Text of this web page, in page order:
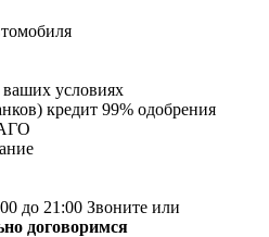
условиях
кредит 99% одобрения
до 21:00 Звоните или
договоримся